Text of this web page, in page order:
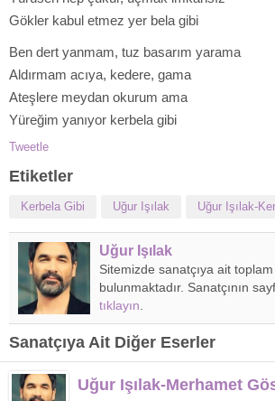
Gökler kabul etmez yer bela gibi
Ben dert yanmam, tuz basarım yarama
Aldırmam acıya, kedere, gama
Ateşlere meydan okurum ama
Yüreğim yanıyor kerbela gibi
Tweetle
Etiketler
Kerbela Gibi Uğur Işılak Uğur Işılak-
Uğur Işılak
Sitemizde sanatçıya ait
bulunmaktadır. Sanatçının
tıklayın
Sanatçıya Ait Diğer Eserler
Uğur Işılak-Merhamet